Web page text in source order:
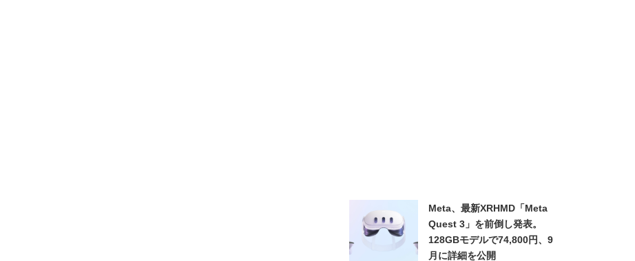
Meta、最新XRHMD「Meta
Quest 3」を前倒し発表。
128GBモデルで74,800円、9
月に詳細を公開